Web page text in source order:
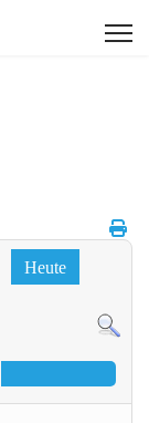
Heute